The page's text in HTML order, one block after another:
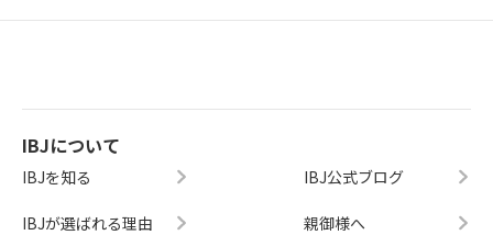
IBJについて
IBJを知る
IBJが選ばれる理由
IBJ公式ブログ
親御様へ